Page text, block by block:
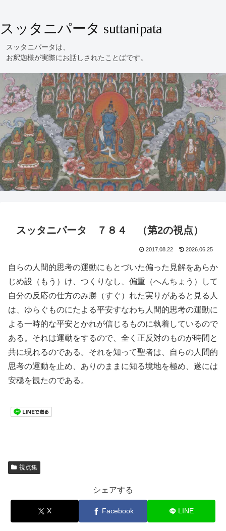
スッタニパータ suttanipata
スッタニパータ ７８４ （第2の視点）
2017.08.22 2026.06.25
自らの人間的思考の運動にもとづいた偏った見解をあらか
じめ設（もう）け、つくりなし、偏重（へんちょう）して
自分の反応の仕方のみ勝（すぐ）れた実りがあると見る人
は、ゆらぐものにたよる平安すなわち人間的思考の運動に
よる一時的な平安とかれが信じるものに執着しているので
ある。それは運動をするので、全く正反対のものが時間と
共に現れるのである。それを知って聖者は、自らの人間的
思考の運動を止め、ありのままに知る境地を極め、遂には
安穏を観たのである。
視点集
シェアする
X Facebook LINE